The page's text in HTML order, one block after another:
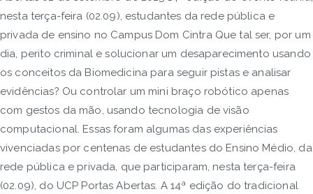
nesta terça-feira (02.09), estudantes da rede pública e
privada de ensino no Campus Dom Cintra Que tal ser, por um
dia, perito criminal e solucionar um desaparecimento usando
os conceitos da Biomedicina para seguir pistas e analisar
evidências? Ou controlar um mini braço robótico apenas
com gestos da mão, usando tecnologia de visão
computacional. Essas foram algumas das experiências
vivenciadas por centenas de estudantes do Ensino Médio, da
rede pública e privada, que participaram, nesta terça-feira
(02.09), do UCP Portas Abertas. A 14ª edição do tradicional